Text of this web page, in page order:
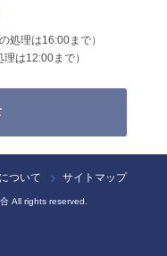
理は16:00まで）
は12:00まで）
ついて サイトマップ
All rights reserved.